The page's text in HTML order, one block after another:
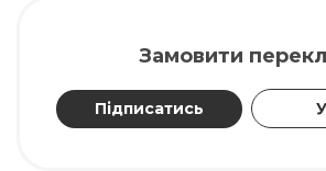
Замовити
Підписатись